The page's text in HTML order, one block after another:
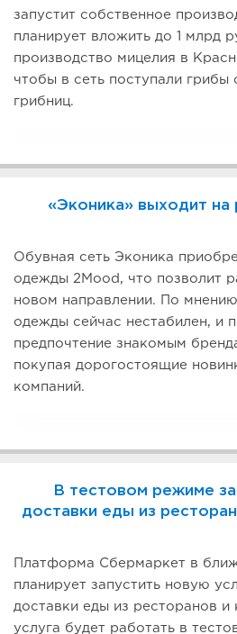
запустит собственное
планирует вложить до 1 млрд
производство мицелия в
чтобы в сеть поступали грибы
грибниц.
«Эконика» выходит
Обувная сеть Эконика
одежды 2Mood, что позволит
новом направлении. По
одежды сейчас нестабилен, и
предпочтение знакомым
покупая дорогостоящие
компаний.
В тестовом режиме
доставки еды из
Платформа Сбермаркет в
планирует запустить новую
доставки еды из ресторанов
услуга будет работать в